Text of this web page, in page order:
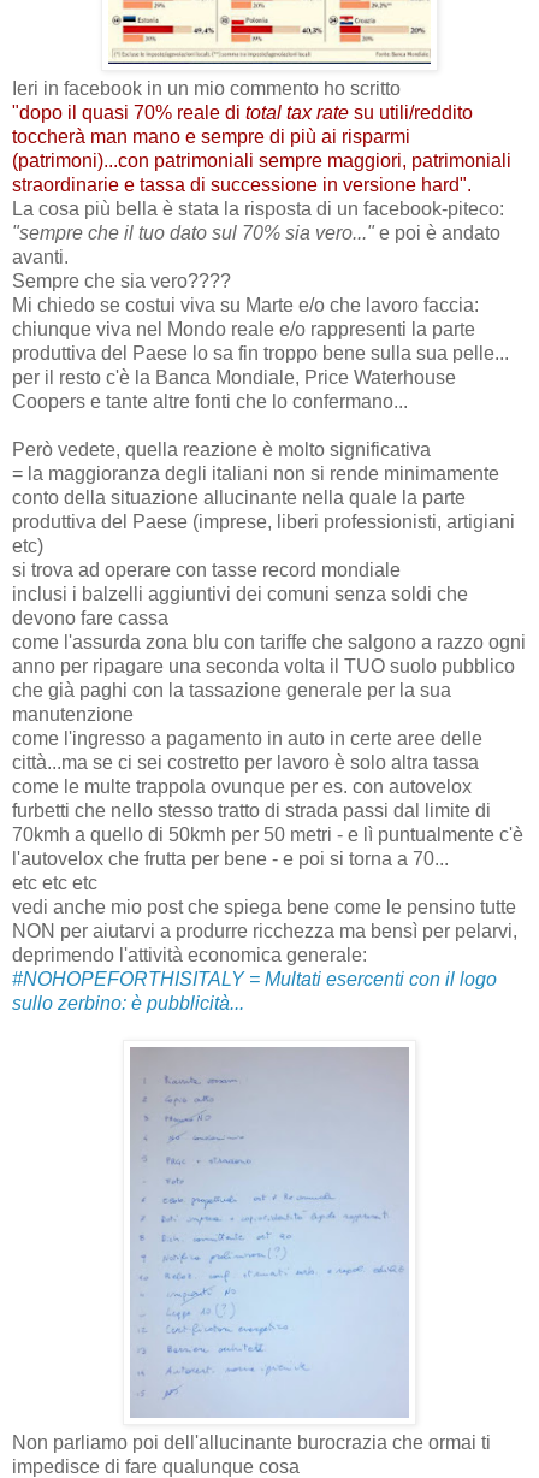
Ieri in facebook in un mio commento ho scritto
"dopo il quasi 70% reale di total tax rate su utili/reddito
toccherà man mano e sempre di più ai risparmi
(patrimoni)...con patrimoniali sempre maggiori, patrimoniali
straordinarie e tassa di successione in versione hard".
La cosa più bella è stata la risposta di un facebook-piteco:
"sempre che il tuo dato sul 70% sia vero..." e poi è andato
avanti.
Sempre che sia vero????
Mi chiedo se costui viva su Marte e/o che lavoro faccia:
chiunque viva nel Mondo reale e/o rappresenti la parte
produttiva del Paese lo sa fin troppo bene sulla sua pelle...
per il resto c'è la Banca Mondiale, Price Waterhouse
Coopers e tante altre fonti che lo confermano...
Però vedete, quella reazione è molto significativa
= la maggioranza degli italiani non si rende minimamente
conto della situazione allucinante nella quale la parte
produttiva del Paese (imprese, liberi professionisti, artigiani
etc)
si trova ad operare con tasse record mondiale
inclusi i balzelli aggiuntivi dei comuni senza soldi che
devono fare cassa
come l'assurda zona blu con tariffe che salgono a razzo ogni
anno per ripagare una seconda volta il TUO suolo pubblico
che già paghi con la tassazione generale per la sua
manutenzione
come l'ingresso a pagamento in auto in certe aree delle
città...ma se ci sei costretto per lavoro è solo altra tassa
come le multe trappola ovunque per es. con autovelox
furbetti che nello stesso tratto di strada passi dal limite di
70kmh a quello di 50kmh per 50 metri - e lì puntualmente c'è
l'autovelox che frutta per bene - e poi si torna a 70...
etc etc etc
vedi anche mio post che spiega bene come le pensino tutte
NON per aiutarvi a produrre ricchezza ma bensì per pelarvi,
deprimendo l'attività economica generale:
#NOHOPEFORTHISITALY = Multati esercenti con il logo
sullo zerbino: è pubblicità...
Non parliamo poi dell'allucinante burocrazia che ormai ti
impedisce di fare qualunque cosa